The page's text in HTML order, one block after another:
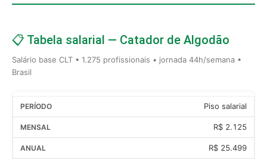
📋 Tabela salarial — Catador de Algodão
Salário base CLT • 1.275 profissionais • jornada 44h/semana •
Brasil
Piso salarial
R$ 2.125
R$ 25.499